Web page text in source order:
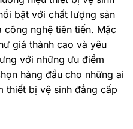
bật với chất lượng sản
công nghệ tiên tiến. Mặc
giá thành cao và yêu
với những ưu điểm
hàng đầu cho những ai
thiết bị vệ sinh đẳng cấp